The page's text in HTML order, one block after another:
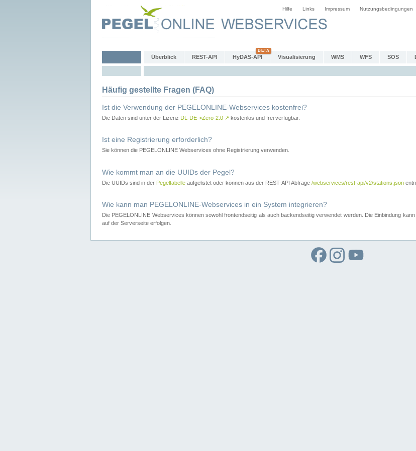
Hilfe Links Impressum Nutzungsbedingungen
Überblick REST-API HyDAS-API Visualisierung WMS WFS SOS
Häufig gestellte Fragen (FAQ)
Ist die Verwendung der PEGELONLINE-Webservices kostenfrei?
Die Daten sind unter der Lizenz DL-DE->Zero-2.0 ↗ kostenlos und frei verfügbar.
Ist eine Registrierung erforderlich?
Sie können die PEGELONLINE Webservices ohne Registrierung verwenden.
Wie kommt man an die UUIDs der Pegel?
Die UUIDs sind in der Pegeltabelle aufgelistet oder können aus der REST-API Abfrage /webservices/rest-api/v2/stations.json
Wie kann man PEGELONLINE-Webservices in ein System integrieren?
Die PEGELONLINE Webservices können sowohl frontendseitig als auch backendseitig verwendet werden. Die Einbindung
auf der Serverseite erfolgen.